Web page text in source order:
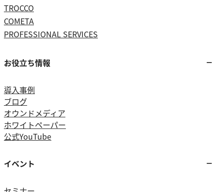
TROCCO
COMETA
PROFESSIONAL SERVICES
お役立ち情報
導入事例
ブログ
オウンドメディア
ホワイトペーパー
公式YouTube
イベント